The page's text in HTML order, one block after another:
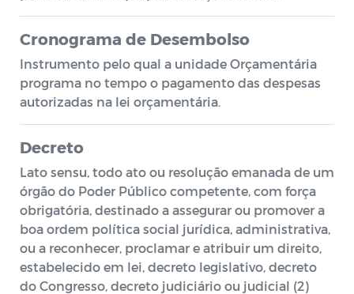
Cronograma de Desembolso
Instrumento pelo qual a unidade Orçamentária
programa no tempo o pagamento das despesas
autorizadas na lei orçamentária.
Decreto
Lato sensu, todo ato ou resolução emanada de um
órgão do Poder Público competente, com força
obrigatória, destinado a assegurar ou promover a
boa ordem política social jurídica, administrativa,
ou a reconhecer, proclamar e atribuir um direito,
estabelecido em lei, decreto legislativo, decreto
do Congresso, decreto judiciário ou judicial (2)